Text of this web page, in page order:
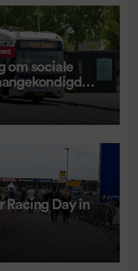
om sociale
Racing Day in